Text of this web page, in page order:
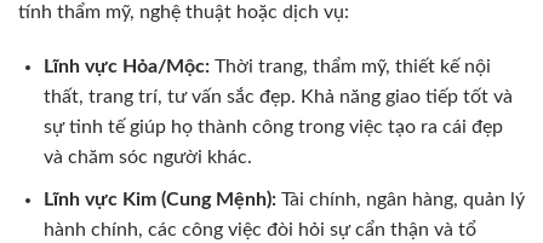
tính thẩm mỹ, nghệ thuật hoặc dịch vụ:
Lĩnh vực Hỏa/Mộc:Thời trang, thẩm mỹ, thiết kế nội
thất, trang trí, tư vấn sắc đẹp. Khả năng giao tiếp tốt và
sự tinh tế giúp họ thành công trong việc tạo ra cái đẹp
và chăm sóc người khác.
Lĩnh vực Kim (Cung Mệnh):Tài chính, ngân hàng, quản lý
hành chính, các công việc đòi hỏi sự cẩn thận và tổ